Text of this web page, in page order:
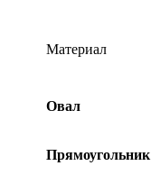
Материал
Овал
Прямоугольник